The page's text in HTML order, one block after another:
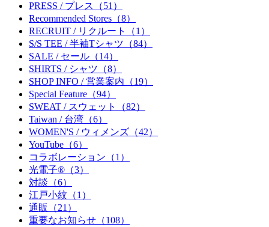
PRESS / プレス（51）
Recommended Stores（8）
RECRUIT / リクルート（1）
S/S TEE / 半袖Tシャツ（84）
SALE / セール（14）
SHIRTS / シャツ（8）
SHOP INFO / 営業案内（19）
Special Feature（94）
SWEAT / スウェット（82）
Taiwan / 台湾（6）
WOMEN'S / ウィメンズ（42）
YouTube（6）
コラボレーション（1）
光電子®（3）
対談（6）
江戸小紋（1）
通販（21）
重要なお知らせ（108）